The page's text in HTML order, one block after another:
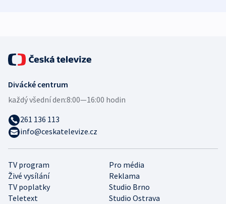
TV program
Pro média
Živé vysílání
Reklama
TV poplatky
Studio Brno
Teletext
Studio Ostrava
Divácké centrum
každý všední den:8:00—16:00 hodin
261 136 113
info@ceskatelevize.cz